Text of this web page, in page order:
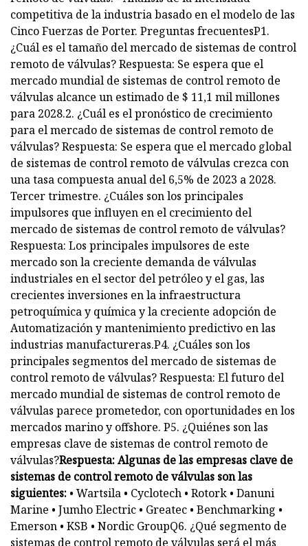
competitiva de la industria basado en el modelo de las
Cinco Fuerzas de Porter. Preguntas frecuentesP1.
¿Cuál es el tamaño del mercado de sistemas de control
remoto de válvulas? Respuesta: Se espera que el
mercado mundial de sistemas de control remoto de
válvulas alcance un estimado de $ 11,1 mil millones
para 2028.2. ¿Cuál es el pronóstico de crecimiento
para el mercado de sistemas de control remoto de
válvulas? Respuesta: Se espera que el mercado global
de sistemas de control remoto de válvulas crezca con
una tasa compuesta anual del 6,5% de 2023 a 2028.
Tercer trimestre. ¿Cuáles son los principales
impulsores que influyen en el crecimiento del
mercado de sistemas de control remoto de válvulas?
Respuesta: Los principales impulsores de este
mercado son la creciente demanda de válvulas
industriales en el sector del petróleo y el gas, las
crecientes inversiones en la infraestructura
petroquímica y química y la creciente adopción de
Automatización y mantenimiento predictivo en las
industrias manufactureras.P4. ¿Cuáles son los
principales segmentos del mercado de sistemas de
control remoto de válvulas? Respuesta: El futuro del
mercado mundial de sistemas de control remoto de
válvulas parece prometedor, con oportunidades en los
mercados marino y offshore. P5. ¿Quiénes son las
empresas clave de sistemas de control remoto de
válvulas?Respuesta: Algunas de las empresas clave de
sistemas de control remoto de válvulas son las
siguientes: • Wartsila • Cyclotech • Rotork • Danuni
Marine • Jumho Electric • Greatec • Benchmarking •
Emerson • KSB • Nordic GroupQ6. ¿Qué segmento de
sistemas de control remoto de válvulas será el más